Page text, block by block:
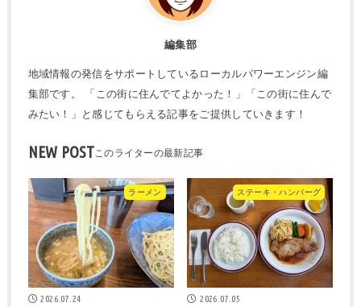
編集部
地域情報の発信をサポートしているローカルパワーエンジン編
集部です。 「この街に住んでてよかった！」「この街に住んで
みたい！」と感じてもらえる記事をご提供していきます！
NEW POST
ラーメン
2026.07.24
ステーキ・ハンバーグ
2026.07.05